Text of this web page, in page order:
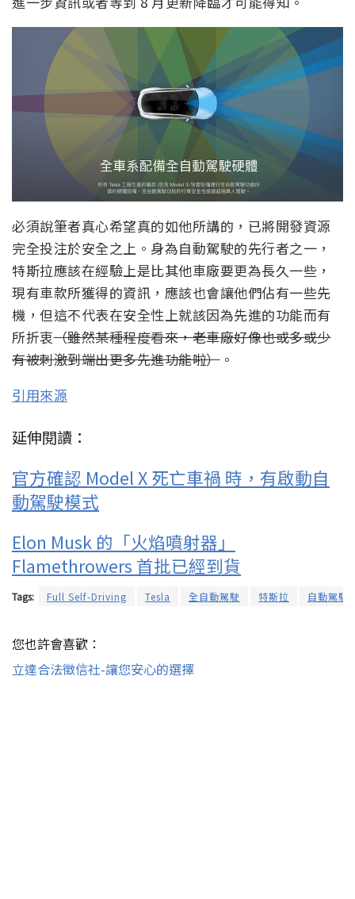
必須說筆者真心希望真的如他所講的，已將開發資源
完全投注於安全之上。身為自動駕駛的先行者之一，
特斯拉應該在經驗上是比其他車廠要更為長久一些，
現有車款所獲得的資訊，應該也會讓他們佔有一些先
機，但這不代表在安全性上就該因為先進的功能而有
所折衷（雖然某種程度看來，老車廠好像也或多或少
有被刺激到端出更多先進功能啦）。
引用來源
延伸閱讀：
官方確認 Model X 死亡車禍 時，有啟動自
動駕駛模式
Elon Musk 的「火焰噴射器」
Flamethrowers 首批已經到貨
Tags: Full Self-Driving Tesla 全自動駕駛 特斯拉 自動駕駛
您也許會喜歡：
立達合法徵信社-讓您安心的選擇